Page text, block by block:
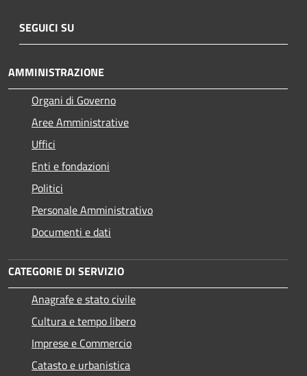
SEGUICI SU
AMMINISTRAZIONE
Organi di Governo
Aree Amministrative
Uffici
Enti e fondazioni
Politici
Personale Amministrativo
Documenti e dati
CATEGORIE DI SERVIZIO
Anagrafe e stato civile
Cultura e tempo libero
Imprese e Commercio
Catasto e urbanistica